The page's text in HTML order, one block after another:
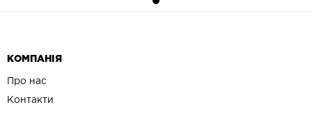
КОМПАНІЯ
Про нас
Контакти